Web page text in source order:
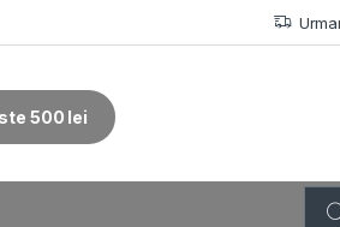
500 lei